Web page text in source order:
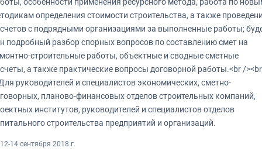
определения стоимости строительства, а также
с подрядными организациями за выполненные работы;
подробный разбор спорных вопросов по составлению смет на
строительные работы, объектные и сводные сметные
а также практические вопросы договорной работы.<br /><br
руководителей и специалистов экономических, сметно-
планово-финансовых отделов строительных компаний,
институтов, руководителей и специалистов отделов
строительства предприятий и организаций.
12-14 сентября 2018 г.